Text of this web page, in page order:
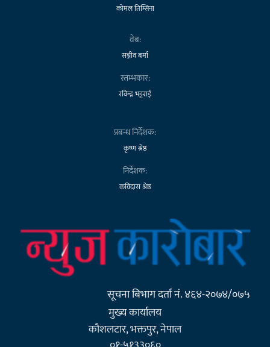
कोमल तिम्सिना
वेब:
सञ्जीव बर्मा
स्तम्भकार:
रविन्द्र भट्टराई
प्रबन्ध निर्देशक:
कृष्ण श्रेष्ठ
निर्देशक:
कविदास श्रेष्ठ
सूचना बिभाग दर्ता नं. ४६४-२०७४/०७५
मुख्य कार्यालय
कौशलटार, भक्तपुर, नेपाल